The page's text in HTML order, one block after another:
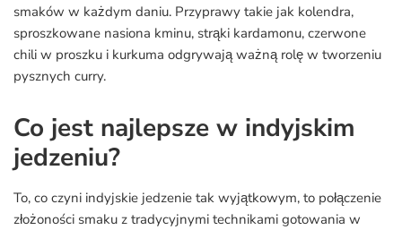
smaków w każdym daniu. Przyprawy takie jak kolendra,
sproszkowane nasiona kminu, strąki kardamonu, czerwone
chili w proszku i kurkuma odgrywają ważną rolę w tworzeniu
pysznych curry.
Co jest najlepsze w indyjskim
jedzeniu?
To, co czyni indyjskie jedzenie tak wyjątkowym, to połączenie
złożoności smaku z tradycyjnymi technikami gotowania w